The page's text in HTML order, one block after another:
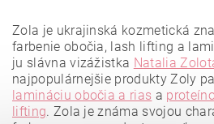
Zola je ukrajinská kozmetická
farbenie obočia, lash lifting a
ju slávna vizážistka Natalia
najpopulárnejšie produkty Zoly
lamináciu obočia a rias a
lifting. Zola je známa svojou